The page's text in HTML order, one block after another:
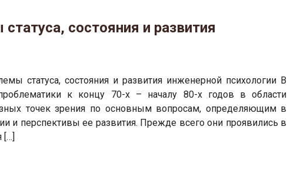
состояния и развития
статуса, состояния и развития инженерной психологии В
к концу 70-х – началу 80-х годов в области
точек зрения по основным вопросам, определяющим в
и перспективы ее развития. Прежде всего они проявились в
[…]